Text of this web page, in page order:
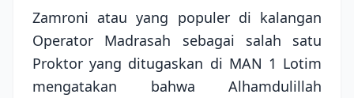
Zamroni atau yang populer di kalangan
Operator Madrasah sebagai salah satu
Proktor yang ditugaskan di MAN 1 Lotim
mengatakan bahwa Alhamdulillah